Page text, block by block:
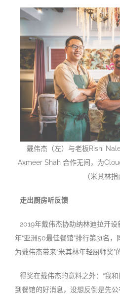
戴伟杰（左）与老板Rishi
Axmeer Shah 合作无间，为
（米其林指
走出厨房听反馈
2019年戴伟杰协助纳林迪拉开
年“亚洲50最佳餐馆”排行第31名
为戴伟杰带来“米其林年轻厨师奖”
得奖在戴伟杰的意料之外：“我
到餐馆的好消息，没想反倒是先